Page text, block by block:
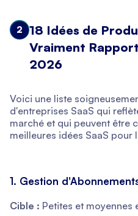
2
18 Idées de
Vraiment
2026
Voici une liste
d'entreprises SaaS qui
marché et qui peuvent être
meilleures idées SaaS pour
1. Gestion
Cible : Petites et moyennes